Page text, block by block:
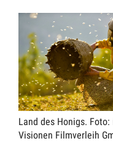
Land des Honigs. Foto:
Visionen Filmverleih